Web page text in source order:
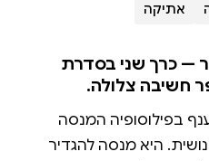
אתיקה
— כרך שני בסדרת
חשיבה צלולה.
בפילוסופיה המנסה
היא מנסה להגדיר